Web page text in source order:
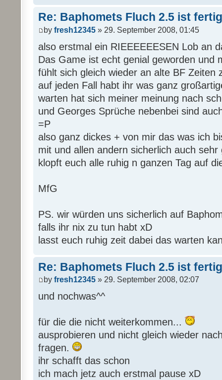
Re: Baphomets Fluch 2.5 ist fertig
by fresh12345 » 29. September 2008, 01:45
also erstmal ein RIEEEEEESEN Lob an
Das Game ist echt genial geworden und
fühlt sich gleich wieder an alte BF Zeiten
auf jeden Fall habt ihr was ganz
warten hat sich meiner meinung nach
und Georges Sprüche nebenbei sind
=P
also ganz dickes + von mir das was ich
mit und allen andern sicherlich auch sehr
klopft euch alle ruhig n ganzen Tag auf
MfG
PS. wir würden uns sicherlich auf
falls ihr nix zu tun habt xD
lasst euch ruhig zeit dabei das warten
Re: Baphomets Fluch 2.5 ist fertig
by fresh12345 » 29. September 2008, 02:07
und nochwas^^
für die die nicht weiterkommen...
ausprobieren und nicht gleich wieder
fragen.
ihr schafft das schon
ich mach jetz auch erstmal pause xD